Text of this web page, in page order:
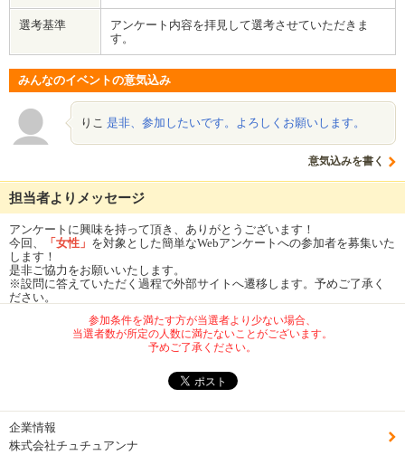
選考基準
アンケート内容を拝見して選考させていただきま
す。
みんなのイベントの意気込み
りこ 是非、参加したいです。よろしくお願いします。
意気込みを書く
担当者よりメッセージ
アンケートに興味を持って頂き、ありがとうございます！
今回、
「女性」 を対象とした簡単なWebアンケートへの参加者を募集いた
します！
是非ご協力をお願いいたします。
※設問に答えていただく過程で外部サイトへ遷移します。予めご了承く
ださい。
参加条件を満たす方が当選者より少ない場合、
当選者数が所定の人数に満たないことがございます。
予めご了承ください。
企業情報
株式会社チュチュアンナ